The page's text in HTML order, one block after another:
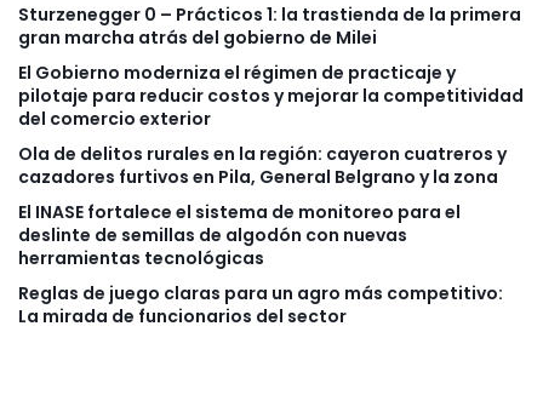
Sturzenegger 0 – Prácticos 1: la trastienda de la primera
gran marcha atrás del gobierno de Milei
El Gobierno moderniza el régimen de practicaje y
pilotaje para reducir costos y mejorar la competitividad
del comercio exterior
Ola de delitos rurales en la región: cayeron cuatreros y
cazadores furtivos en Pila, General Belgrano y la zona
El INASE fortalece el sistema de monitoreo para el
deslinte de semillas de algodón con nuevas
herramientas tecnológicas
Reglas de juego claras para un agro más competitivo:
La mirada de funcionarios del sector